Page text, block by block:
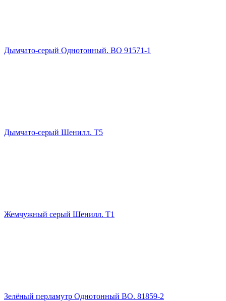
Дымчато-серый Однотонный. ВО 91571-1
Дымчато-серый Шенилл. Т5
Жемчужный серый Шенилл. Т1
Зелёный перламутр Однотонный ВО. 81859-2